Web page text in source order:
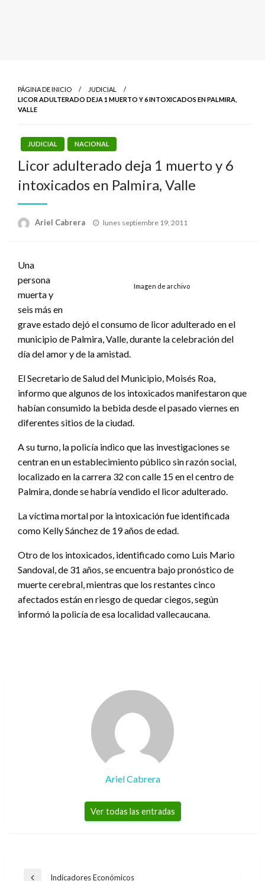
PÁGINA DE INICIO
JUDICIAL
LICOR ADULTERADO DEJA 1 MUERTO Y 6 INTOXICADOS EN PALMIRA,
VALLE
JUDICIAL NACIONAL
Licor adulterado deja 1 muerto y 6
intoxicados en Palmira, Valle
Ariel Cabrera
Publicado
lunes septiembre 19, 2011
Imagen de archivo
Una
persona
muerta y
seis más en
grave estado dejó el consumo de licor adulterado en el
municipio de Palmira, Valle, durante la celebración del
día del amor y de la amistad.
El Secretario de Salud del Municipio, Moisés Roa,
informo que algunos de los intoxicados manifestaron que
habían consumido la bebida desde el pasado viernes en
diferentes sitios de la ciudad.
A su turno, la policía indico que las investigaciones se
centran en un establecimiento público sin razón social,
localizado en la carrera 32 con calle 15 en el centro de
Palmira, donde se habría vendido el licor adulterado.
La víctima mortal por la intoxicación fue identificada
como Kelly Sánchez de 19 años de edad.
Otro de los intoxicados, identificado como Luis Mario
Sandoval, de 31 años, se encuentra bajo pronóstico de
muerte cerebral, mientras que los restantes cinco
afectados están en riesgo de quedar ciegos, según
informó la policía de esa localidad vallecaucana.
Ariel Cabrera
Ver todas las entradas
Navegación
Indicadores Económicos